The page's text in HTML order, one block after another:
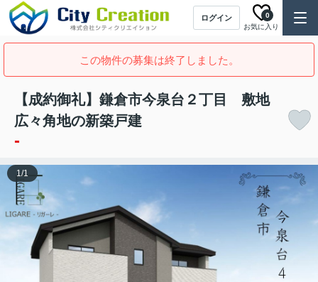
ログイン
お気に入り
0
この物件の募集は終了しました。
【成約御礼】鎌倉市今泉台２丁目 敷地
広々角地の新築戸建
-
1/1